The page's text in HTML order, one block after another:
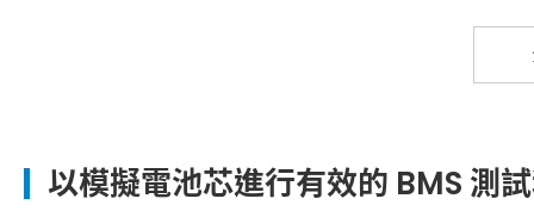
以模擬電池芯進行有效的 BMS 測